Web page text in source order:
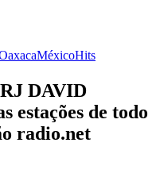
MéxicoHits
DAVID
estações de todo
radio.net